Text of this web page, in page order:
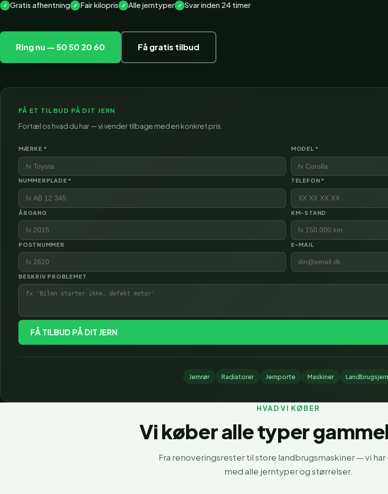
Gratis afhentning Fair kilopris Alle jerntyper Svar inden 24 timer
Ring nu — 50 50 20 60 Få gratis tilbud
FÅ ET TILBUD PÅ DIT JERN
Fortæl os hvad du har — vi vender tilbage med en konkret pris.
MÆRKE * MODEL *
NUMMERPLADE * TELEFON *
ÅRGANG KM-STAND
POSTNUMMER E-MAIL
BESKRIV PROBLEMET
FÅ TILBUD PÅ DIT JERN
Jernrør Radiatorer Jernporte Maskiner Landbrugsjern
HVAD VI KØBER
Vi køber alle typer
Fra renoveringsrester til store landbrugsmaskiner — vi har
med alle jerntyper og størrelser.